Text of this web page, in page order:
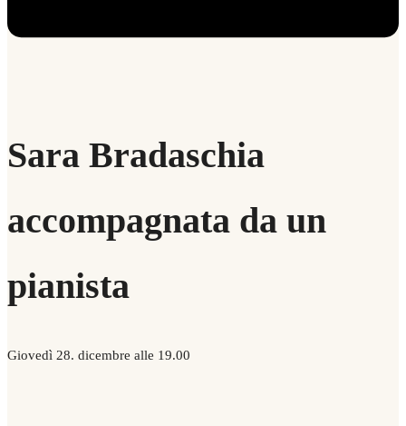
Sara Bradaschia
accompagnata da un
pianista
Giovedì 28. dicembre alle 19.00